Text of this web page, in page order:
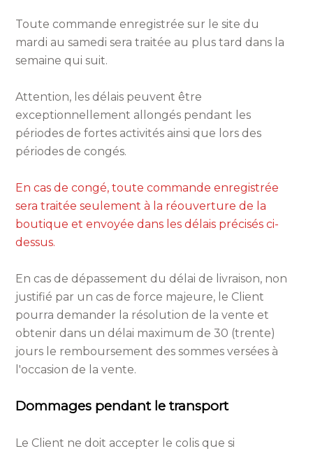
Toute commande enregistrée sur le site du
mardi au samedi sera traitée au plus tard dans la
semaine qui suit.
Attention, les délais peuvent être
exceptionnellement allongés pendant les
périodes de fortes activités ainsi que lors des
périodes de congés.
En cas de congé, toute commande enregistrée
sera traitée seulement à la réouverture de la
boutique et envoyée dans les délais précisés ci-
dessus.
En cas de dépassement du délai de livraison, non
justifié par un cas de force majeure, le Client
pourra demander la résolution de la vente et
obtenir dans un délai maximum de 30 (trente)
jours le remboursement des sommes versées à
l'occasion de la vente.
Dommages pendant le transport
Le Client ne doit accepter le colis que si